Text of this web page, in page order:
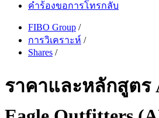
คำร้องขอการโทรกลับ
FIBO Group /
การวิเคราะห์ /
Shares /
ราคาและหลักสูตร